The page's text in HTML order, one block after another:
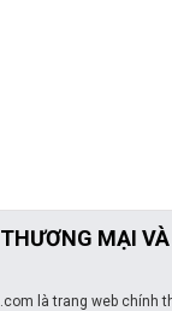
MẠI VÀ
là trang web chính